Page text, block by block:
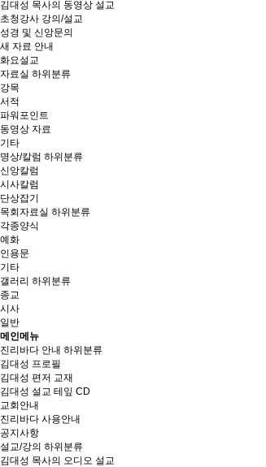
김대성 목사의 동영상 설교
초청강사 강의/설교
성경 및 신앙문의
새 자료 안내
화요설교
자료실 하위분류
강목
서적
파워포인트
동영상 자료
기타
명상/칼럼 하위분류
신앙칼럼
시사칼럼
단상잡기
목회자료실 하위분류
각종양식
예화
인용문
기타
갤러리 하위분류
종교
시사
일반
메인메뉴
진리바다 안내 하위분류
김대성 프로필
김대성 편저 교재
김대성 설교 테잎 CD
교회안내
진리바다 사용안내
공지사항
설교/강의 하위분류
김대성 목사의 오디오 설교